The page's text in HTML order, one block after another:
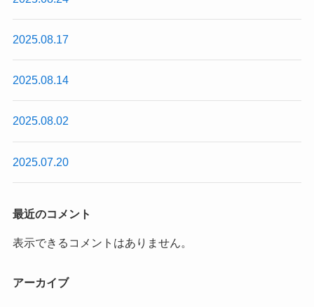
2025.08.17
2025.08.14
2025.08.02
2025.07.20
最近のコメント
表示できるコメントはありません。
アーカイブ